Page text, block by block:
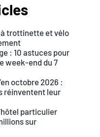
trottinette et vélo
: 10 astuces pour
week-end du 7
octobre 2026 :
réinventent leur
particulier
sur